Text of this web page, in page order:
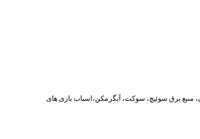
منبع برق سوئیچ، سوکت، آبگرمکن،اسباب بازی های